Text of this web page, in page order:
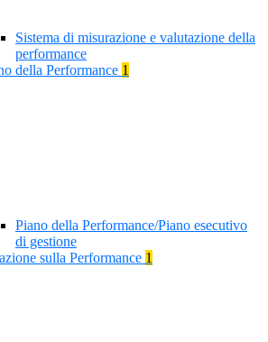
Sistema di misurazione e valutazione della
performance
della Performance 1
Piano della Performance/Piano esecutivo
di gestione
sulla Performance 1